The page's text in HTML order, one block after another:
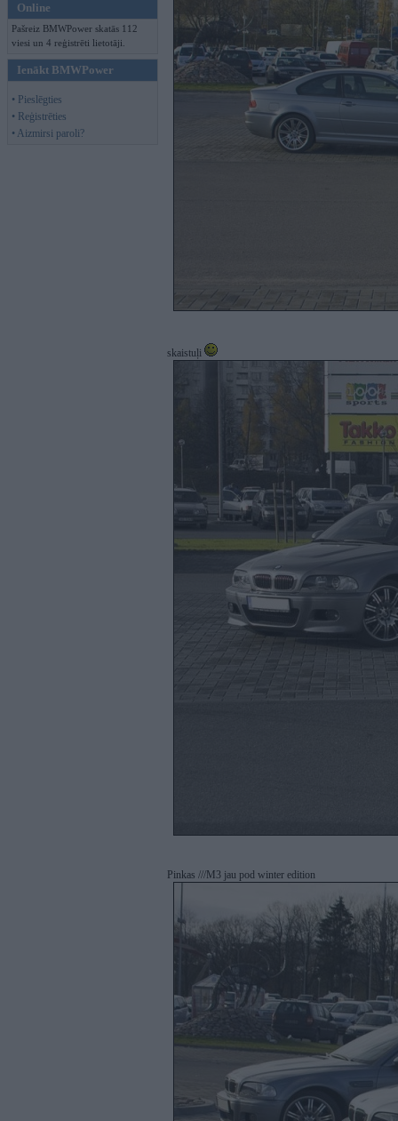
Online
Pašreiz BMWPower skatās 112
viesi un 4 reģistrēti lietotāji.
Ienākt BMWPower
• Pieslēgties
• Reģistrēties
• Aizmirsi paroli?
skaistuļi
Pinkas ///M3 jau pod winter edition